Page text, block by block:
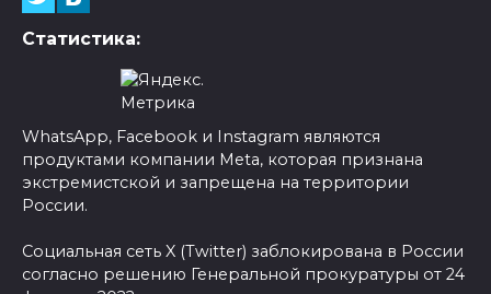
Статистика:
WhatsApp, Facebook и Instagram являются
продуктами компании Meta, которая признана
экстремистской и запрещена на территории
России.
Социальная сеть X (Twitter) заблокирована в России
согласно решению Генеральной прокуратуры от 24